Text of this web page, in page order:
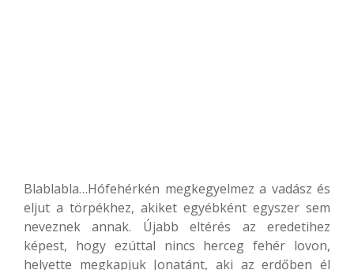
Blablabla…Hófehérkén megkegyelmez a vadász és
eljut a törpékhez, akiket egyébként egyszer sem
neveznek annak. Újabb eltérés az eredetihez
képest, hogy ezúttal nincs herceg fehér lovon,
helyette megkapjuk Jonatánt, aki az erdőben él